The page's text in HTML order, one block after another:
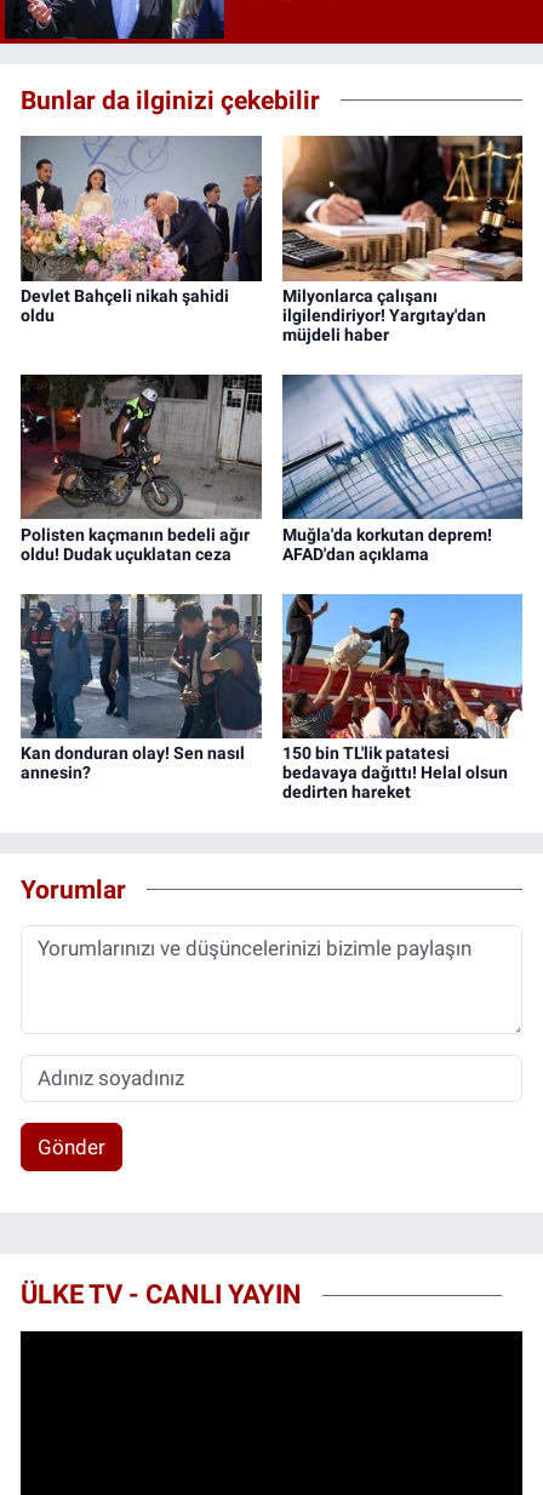
Bunlar da ilginizi çekebilir
Devlet Bahçeli nikah şahidi
oldu
Milyonlarca çalışanı
ilgilendiriyor! Yargıtay'dan
müjdeli haber
Polisten kaçmanın bedeli ağır
oldu! Dudak uçuklatan ceza
Muğla'da korkutan deprem!
AFAD'dan açıklama
Kan donduran olay! Sen nasıl
annesin?
150 bin TL'lik patatesi
bedavaya dağıttı! Helal olsun
dedirten hareket
Yorumlar
Gönder
ÜLKE TV - CANLI YAYIN